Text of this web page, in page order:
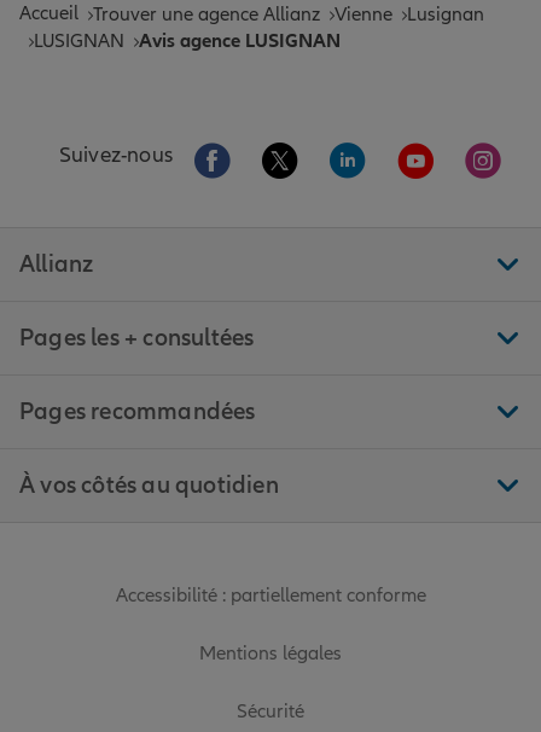
Accueil Trouver une agence Allianz Vienne
Lusignan
LUSIGNAN
Avis agence LUSIGNAN
Suivez-nous Aller sur la page Facebook de Allianz
Aller sur la page Twitter de
Aller sur la page
Aller sur la
Aller
Allianz
Pages les + consultées
Pages recommandées
À vos côtés au quotidien
Accessibilité : partiellement conforme
Mentions légales
Sécurité